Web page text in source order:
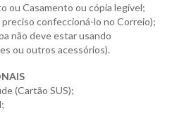
ou Casamento ou cópia legível;
preciso confeccioná-lo no Correio);
não deve estar usando
ou outros acessórios).
(Cartão SUS);